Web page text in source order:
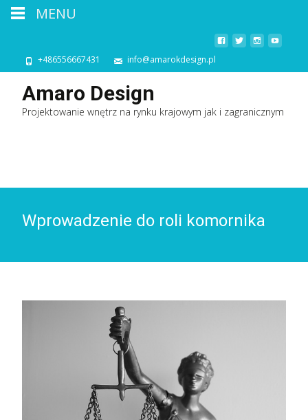
+486556667431 info@amarokdesign.pl
Amaro Design
Projektowanie wnętrz na rynku krajowym jak i zagranicznym
Wprowadzenie do roli komornika
MENU